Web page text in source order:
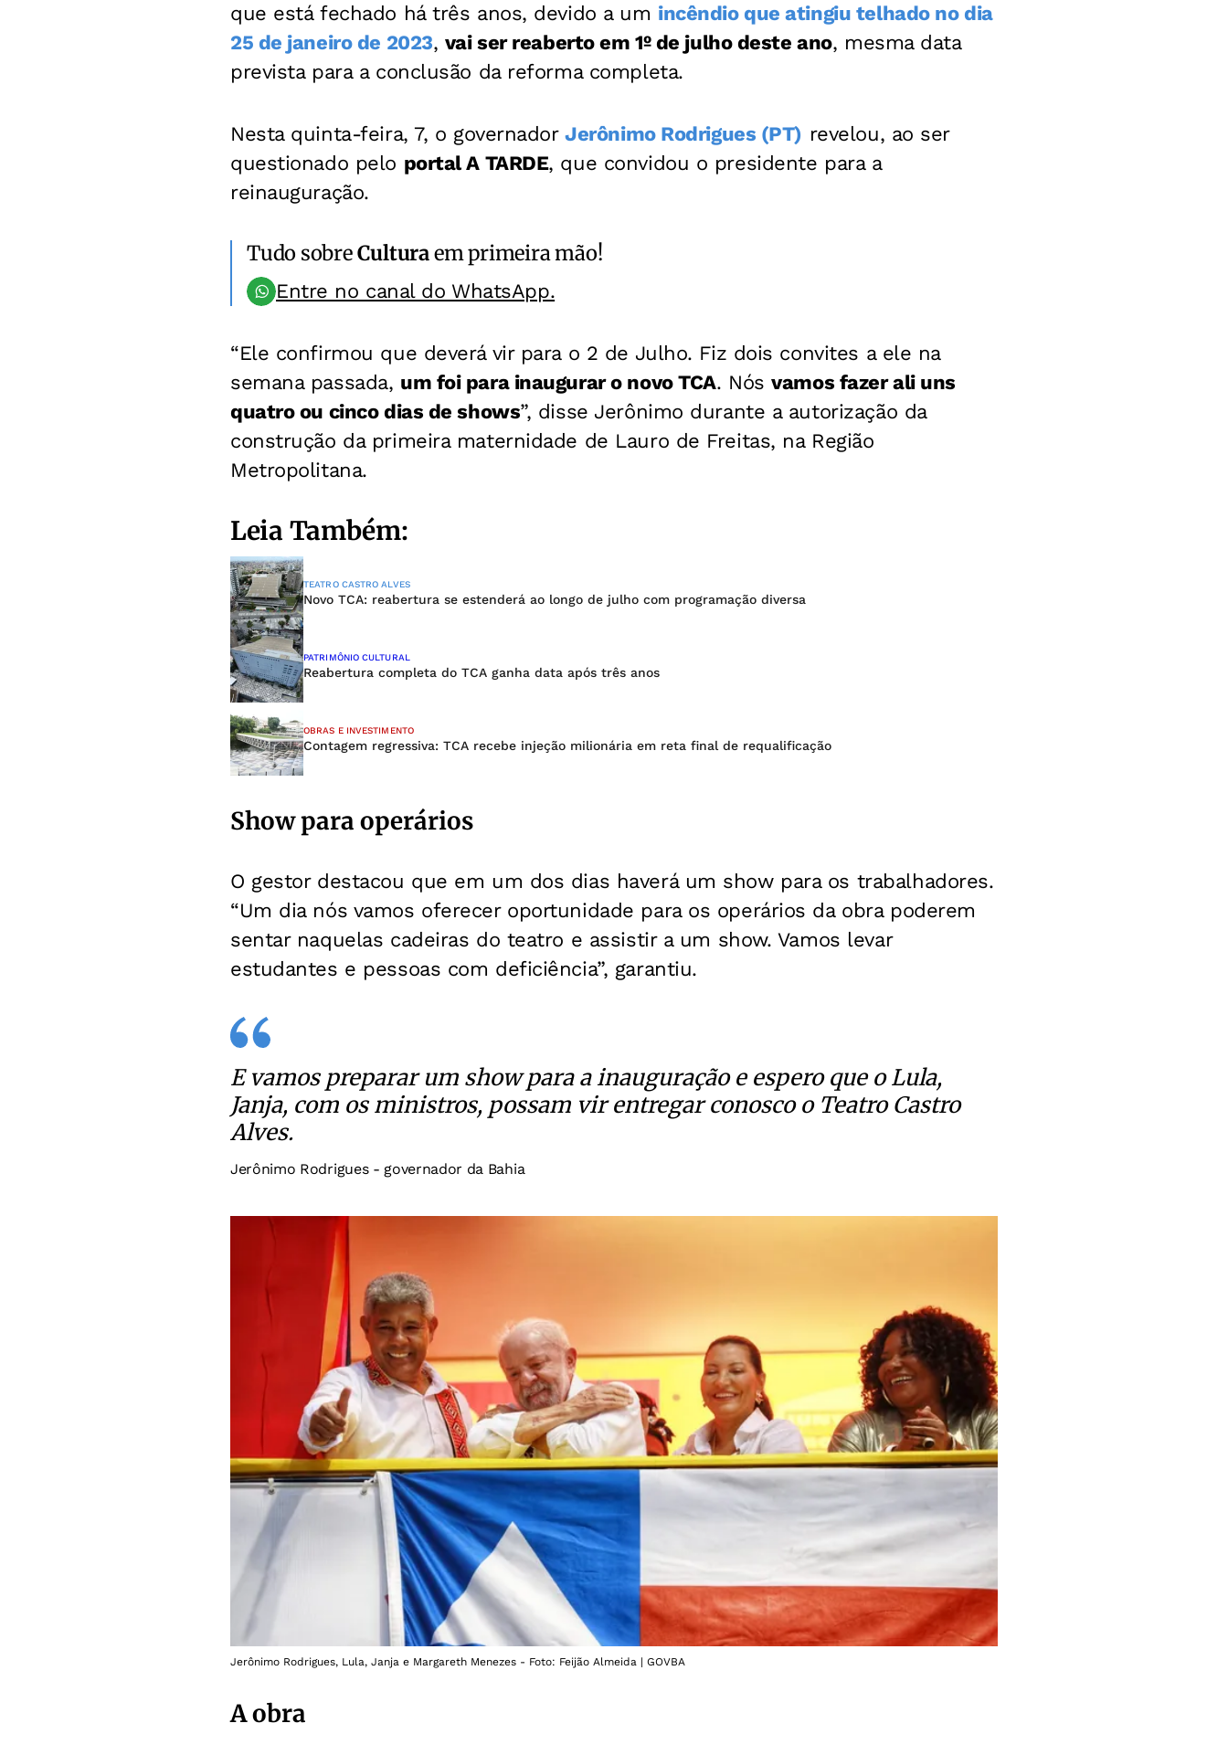
que está fechado há três anos, devido a um incêndio que atingiu telhado no dia
25 de janeiro de 2023, vai ser reaberto em 1º de julho deste ano, mesma data
prevista para a conclusão da reforma completa.
Nesta quinta-feira, 7, o governadorJerônimo Rodrigues (PT) revelou, ao ser
questionado pelo portal A TARDE, que convidou o presidente para a
reinauguração.
Tudo sobreCulturaem primeira mão!
Entre no canal do WhatsApp.
“Ele confirmou que deverá vir para o 2 de Julho. Fiz dois convites a ele na
semana passada, um foi para inaugurar o novo TCA. Nósvamos fazer ali uns
quatro ou cinco dias de shows”, disse Jerônimo durante a autorização da
construção da primeira maternidade de Lauro de Freitas, na Região
Metropolitana.
Leia Também:
TEATRO CASTRO ALVES
Novo TCA: reabertura se estenderá ao longo de julho com programação diversa
PATRIMÔNIO CULTURAL
Reabertura completa do TCA ganha data após três anos
OBRAS E INVESTIMENTO
Contagem regressiva: TCA recebe injeção milionária em reta final de requalificação
Show para operários
O gestor destacou que em um dos dias haverá um show para os trabalhadores.
“Um dia nós vamos oferecer oportunidade para os operários da obra poderem
sentar naquelas cadeiras do teatro e assistir a um show. Vamos levar
estudantes e pessoas com deficiência”, garantiu.
E vamos preparar um show para a inauguração e espero que o Lula,
Janja, com os ministros, possam vir entregar conosco o Teatro Castro
Alves.
Jerônimo Rodrigues - governador da Bahia
Jerônimo Rodrigues, Lula, Janja e Margareth Menezes - Foto: Feijão Almeida | GOVBA
A obra